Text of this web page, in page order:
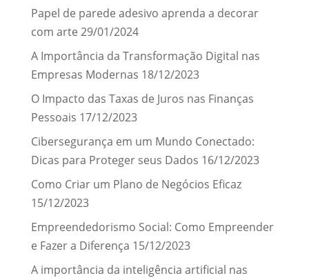
Papel de parede adesivo aprenda a decorar
com arte 29/01/2024
A Importância da Transformação Digital nas
Empresas Modernas 18/12/2023
O Impacto das Taxas de Juros nas Finanças
Pessoais 17/12/2023
Cibersegurança em um Mundo Conectado:
Dicas para Proteger seus Dados 16/12/2023
Como Criar um Plano de Negócios Eficaz
15/12/2023
Empreendedorismo Social: Como Empreender
e Fazer a Diferença 15/12/2023
A importância da inteligência artificial nas